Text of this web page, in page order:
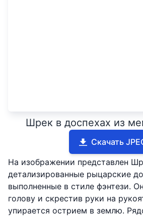
Шрек в доспехах из
Скачать
На изображении представлен
детализированные рыцарские
выполненные в стиле фэнтези.
голову и скрестив руки на
упирается острием в землю.